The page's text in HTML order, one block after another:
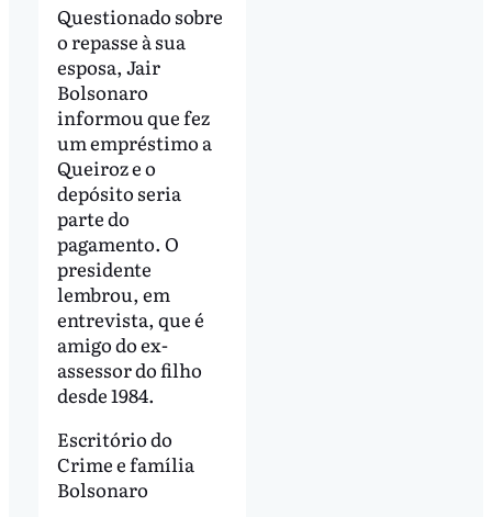
Questionado sobre
o repasse à sua
esposa, Jair
Bolsonaro
informou que fez
um empréstimo a
Queiroz e o
depósito seria
parte do
pagamento. O
presidente
lembrou, em
entrevista, que é
amigo do ex-
assessor do filho
desde 1984.
Escritório do
Crime e família
Bolsonaro